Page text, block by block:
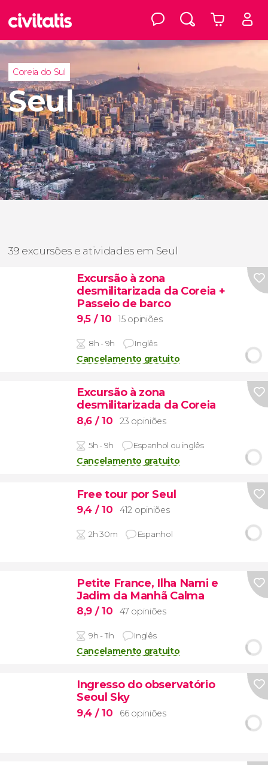
Coreia do Sul
Seul
39 excursões e atividades em Seul
Excursão à zona
desmilitarizada da Coreia +
Passeio de barco
9,5 / 10 15 opiniões
8h - 9h Inglês
Cancelamento gratuito
Excursão à zona
desmilitarizada da Coreia
8,6 / 10 23 opiniões
5h - 9h Espanhol ou inglês
Cancelamento gratuito
Free tour por Seul
9,4 / 10 412 opiniões
2h 30m Espanhol
Petite France, Ilha Nami e
Jadim da Manhã Calma
8,9 / 10 47 opiniões
9h - 11h Inglês
Cancelamento gratuito
Ingresso do observatório
Seoul Sky
9,4 / 10 66 opiniões